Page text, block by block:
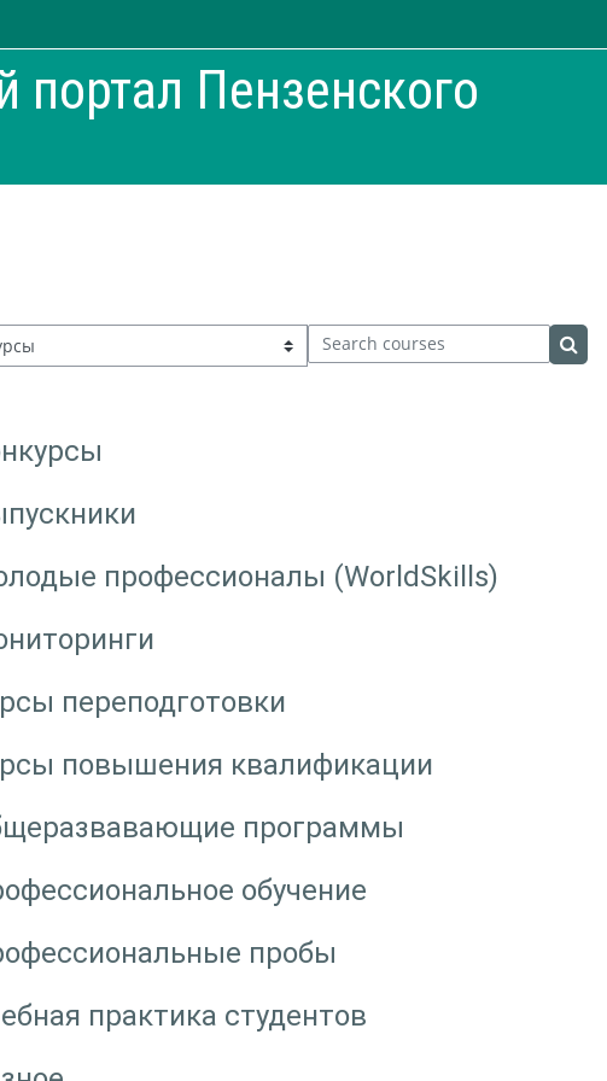
портал Пензенского
Search courses
профессионалы (WorldSkills)
переподготовки
повышения квалификации
программы
обучение
пробы
практика студентов